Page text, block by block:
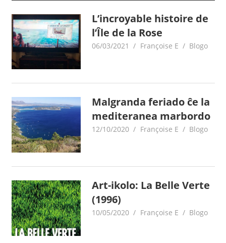
L’incroyable histoire de
l’Île de la Rose
06/03/2021 Françoise E Blogo
Malgranda feriado ĉe la
mediteranea marbordo
12/10/2020 Françoise E Blogo
Art-ikolo: La Belle Verte
(1996)
10/05/2020 Françoise E Blogo